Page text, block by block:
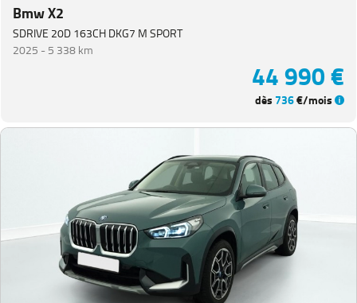
Bmw X2
SDRIVE 20D 163CH DKG7 M SPORT
2025 -5 338 km
44 990 €
dès 736€/mois